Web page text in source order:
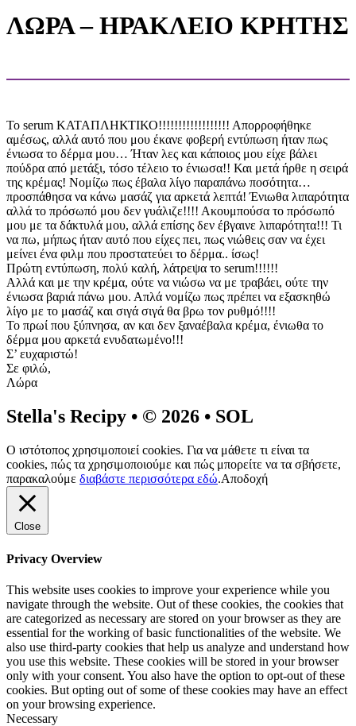
ΛΩΡΑ – ΗΡΑΚΛΕΙΟ ΚΡΗΤΗΣ
Το serum ΚΑΤΑΠΛΗΚΤΙΚΟ!!!!!!!!!!!!!!!!!! Απορροφήθηκε
αμέσως, αλλά αυτό που μου έκανε φοβερή εντύπωση ήταν πως
ένιωσα το δέρμα μου… Ήταν λες και κάποιος μου είχε βάλει
πούδρα από μετάξι, τόσο τέλειο το ένιωσα!! Και μετά ήρθε η σειρά
της κρέμας! Νομίζω πως έβαλα λίγο παραπάνω ποσότητα…
προσπάθησα να κάνω μασάζ για αρκετά λεπτά! Ένιωθα λιπαρότητα
αλλά το πρόσωπό μου δεν γυάλιζε!!!! Ακουμπούσα το πρόσωπό
μου με τα δάκτυλά μου, αλλά επίσης δεν έβγαινε λιπαρότητα!!! Τι
να πω, μήπως ήταν αυτό που είχες πει, πως νιώθεις σαν να έχει
μείνει ένα φιλμ που προστατεύει το δέρμα.. ίσως!
Πρώτη εντύπωση, πολύ καλή, λάτρεψα το serum!!!!!!
Αλλά και με την κρέμα, ούτε να νιώσω να με τραβάει, ούτε την
ένιωσα βαριά πάνω μου. Απλά νομίζω πως πρέπει να εξασκηθώ
λίγο με το μασάζ και σιγά σιγά θα βρω τον ρυθμό!!!!
Το πρωί που ξύπνησα, αν και δεν ξαναέβαλα κρέμα, ένιωθα το
δέρμα μου αρκετά ενυδατωμένο!!!
Σ’ ευχαριστώ!
Σε φιλώ,
Λώρα
Stella's Recipy • © 2026 • SOL
Ο ιστότοπος χρησιμοποιεί cookies. Για να μάθετε τι είναι τα
cookies, πώς τα χρησιμοποιούμε και πώς μπορείτε να τα σβήσετε,
παρακαλούμε διαβάστε περισσότερα εδώ.Αποδοχή
Close
Privacy Overview
This website uses cookies to improve your experience while you
navigate through the website. Out of these cookies, the cookies that
are categorized as necessary are stored on your browser as they are
essential for the working of basic functionalities of the website. We
also use third-party cookies that help us analyze and understand how
you use this website. These cookies will be stored in your browser
only with your consent. You also have the option to opt-out of these
cookies. But opting out of some of these cookies may have an effect
on your browsing experience.
Necessary